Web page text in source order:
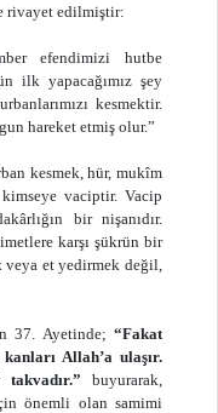
rivayet edilmiştir:
efendimizi hutbe
ilk yapacağımız şey
kesmektir.
hareket etmiş olur.”
kesmek, hür, mukîm
vaciptir. Vacip
bir nişanıdır.
karşı şükrün bir
veya et yedirmek değil,
37. Ayetinde; “Fakat
Allah’a ulaşır.
buyurarak,
önemli olan samimi